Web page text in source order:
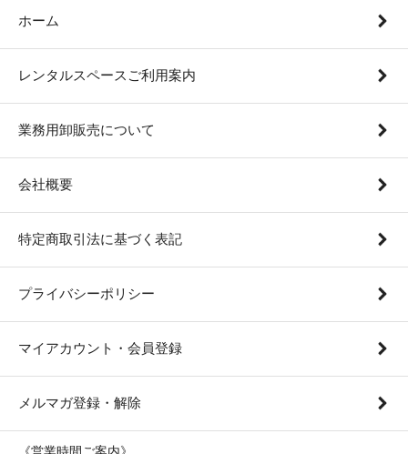
ホーム
レンタルスペースご利用案内
業務用卸販売について
会社概要
特定商取引法に基づく表記
プライバシーポリシー
マイアカウント・会員登録
メルマガ登録・解除